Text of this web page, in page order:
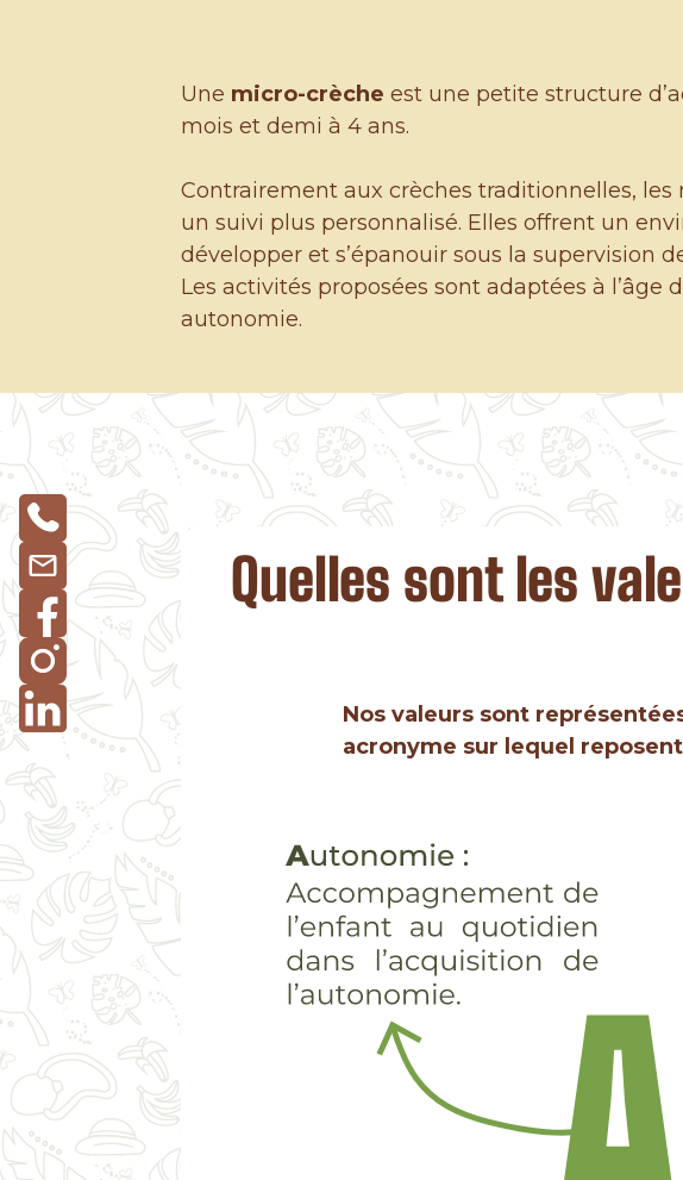
Une micro-crèche est une petite structure
mois et demi à 4 ans.
Contrairement aux crèches traditionnelles,
un suivi plus personnalisé. Elles offrent un
développer et s’épanouir sous la supervision
Les activités proposées sont adaptées à
autonomie.
Quelles sont les
Nos valeurs sont
acronyme sur lequel